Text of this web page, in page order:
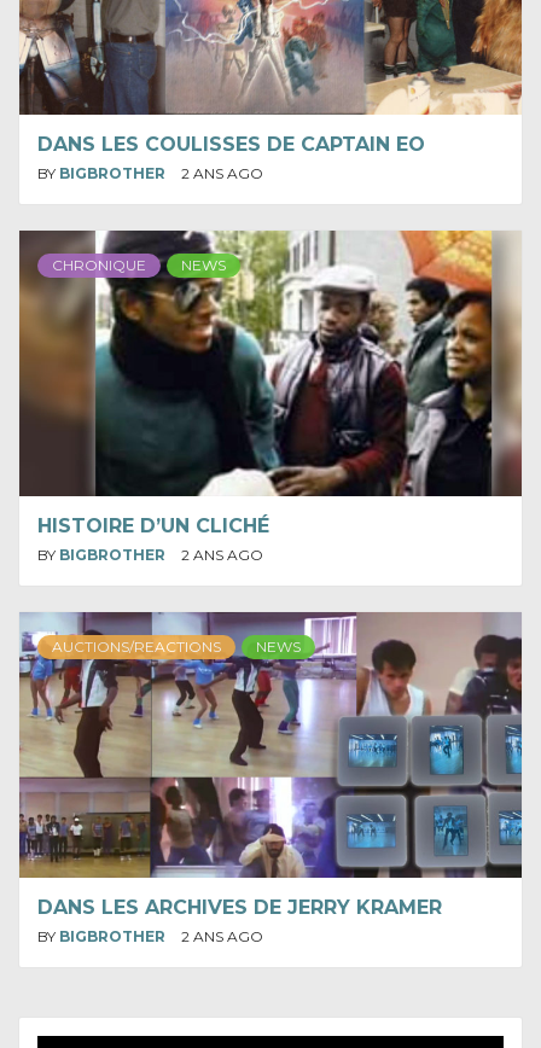
DANS LES COULISSES DE CAPTAIN EO
BY BIGBROTHER 2 ANS AGO
CHRONIQUE NEWS
HISTOIRE D’UN CLICHÉ
BY BIGBROTHER 2 ANS AGO
AUCTIONS/REACTIONS NEWS
DANS LES ARCHIVES DE JERRY KRAMER
BY BIGBROTHER 2 ANS AGO